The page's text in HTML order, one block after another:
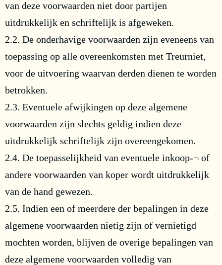
van deze voorwaarden niet door partijen
uitdrukkelijk en schriftelijk is afgeweken.
2.2. De onderhavige voorwaarden zijn eveneens van
toepassing op alle overeenkomsten met Treurniet,
voor de uitvoering waarvan derden dienen te worden
betrokken.
2.3. Eventuele afwijkingen op deze algemene
voorwaarden zijn slechts geldig indien deze
uitdrukkelijk schriftelijk zijn overeengekomen.
2.4. De toepasselijkheid van eventuele inkoop-¬ of
andere voorwaarden van koper wordt uitdrukkelijk
van de hand gewezen.
2.5. Indien een of meerdere der bepalingen in deze
algemene voorwaarden nietig zijn of vernietigd
mochten worden, blijven de overige bepalingen van
deze algemene voorwaarden volledig van